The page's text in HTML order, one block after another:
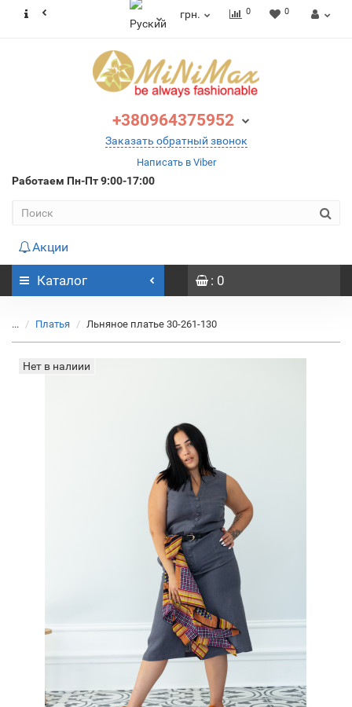
грн. 0 0
+380964375952
Заказать обратный звонок
Написать в Viber
Работаем Пн-Пт 9:00-17:00
Акции
Каталог : 0
... Платья Льняное платье 30-261-130
Нет в налиии